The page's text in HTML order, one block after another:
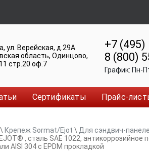
, ул. Верейская, д.29А
область, Одинцово,
стр.20 оф.7
+7 (495)
8 (800)
График: Пн-
Сертификаты Прайс-
\ Крепеж Sormat/Ejot \ Для сэндвич-
, сталь SAE 1022, антикоррозийное
AISI 304 с EPDM прокладкой